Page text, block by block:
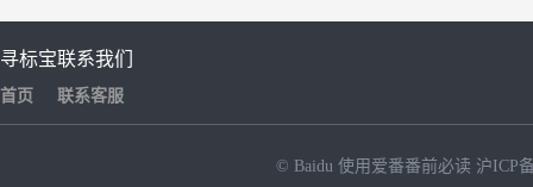
寻标宝
首页
联系我们
联系客服
© Baidu 使用爱番番前必读 沪ICP